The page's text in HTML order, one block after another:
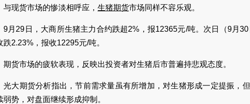
与现货市场的惨淡相呼应， 生猪期货市场同样不容乐观。
9月29日，大商所生猪主力合约跌超2%，报12365元/吨。次日（9月
跌2.23%，报收12295元/吨。
期货市场的疲软表现，反映出投资者对生猪后市普遍持悲观态度。
光大期货分析指出，节前需求量虽有所增加，对生猪形成一定提振，
弱势，对盘面继续形成抑制。